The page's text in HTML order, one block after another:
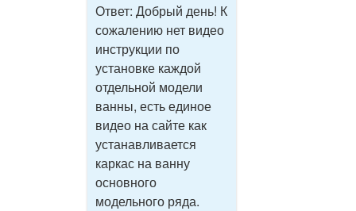
Ответ: Добрый день! К
сожалению нет видео
инструкции по
установке каждой
отдельной модели
ванны, есть единое
видео на сайте как
устанавливается
каркас на ванну
основного
модельного ряда.